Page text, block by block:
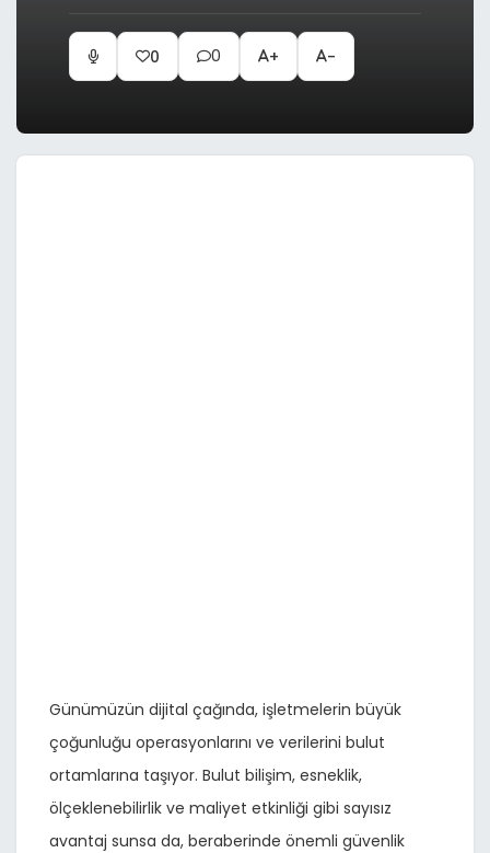
0 0 + -
Günümüzün dijital çağında, işletmelerin büyük
çoğunluğu operasyonlarını ve verilerini bulut
ortamlarına taşıyor. Bulut bilişim, esneklik,
ölçeklenebilirlik ve maliyet etkinliği gibi sayısız
avantaj sunsa da, beraberinde önemli güvenlik